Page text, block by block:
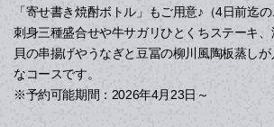
「寄せ書き焼酎ボトル」もご用意♪（4日前迄
刺身三種盛合せや牛サガリひとくちステーキ、
貝の串揚げやうなぎと豆冨の柳川風陶板蒸し
なコースです。
※予約可能期間：2026年4月23日～